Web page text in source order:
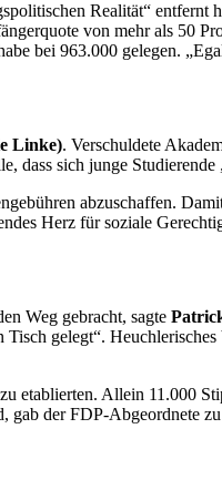
Realität“
von mehr als 50
bei 963.000 gelegen.
Linke). Verschuldete
dass sich junge Studierende
abzuschaffen.
Herz für soziale
Weg gebracht, sagte
gelegt“.
etablierten. Allein 11.000
der FDP-Abgeordnete